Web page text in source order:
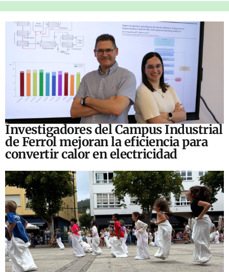
Investigadores del Campus Industrial
de Ferrol mejoran la eficiencia para
convertir calor en electricidad